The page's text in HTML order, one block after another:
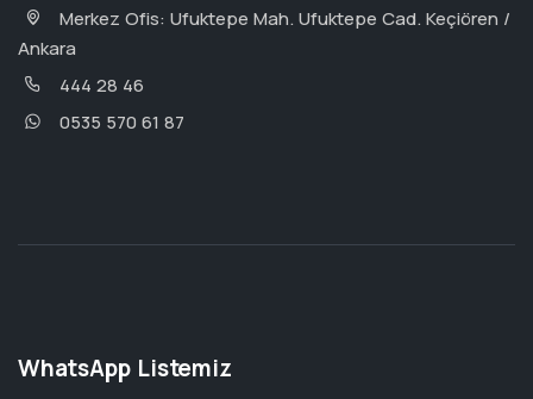
Merkez Ofis: Ufuktepe Mah. Ufuktepe Cad. Keçiören /
Ankara
444 28 46
0535 570 61 87
WhatsApp Listemiz